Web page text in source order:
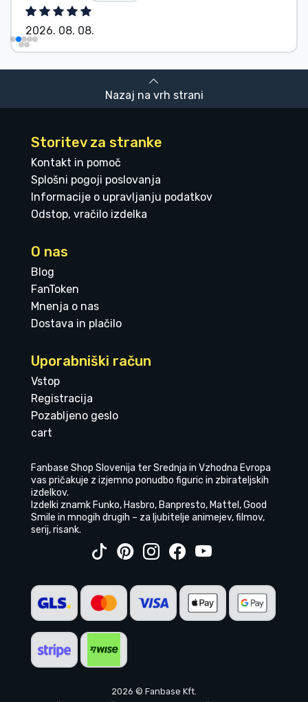
2026. 08. 08.
Nazaj na vrh strani
Storitev za stranke
Kontakt in pomoč
Splošni pogoji poslovanja
Informacije o upravljanju podatkov
Odstop, vračilo izdelka
O nas
Blog
FanToken
Mnenja o nas
Dostava in plačilo
Uporabniški račun
Vstop
Registracija
Pozabljeno geslo
cart
Fanbase Shop Slovenija ter Srednja in Vzhodna Evropa
vas pričakuje z izjemno ponudbo figuric in zbirateljskih
izdelkov.
Izdelki znamk Funko, Hasbro, Banpresto, Mattel, Good
Smile in mnogih drugih – za ljubitelje animejev, filmov,
serij, risank.
2026 © Fanbase Kft.